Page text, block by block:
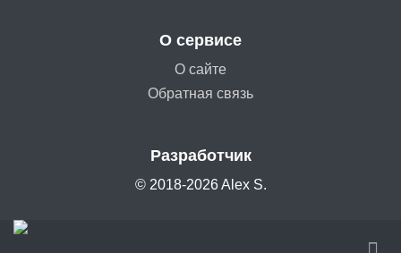
О сервисе
О сайте
Обратная связь
Разработчик
© 2018-2026 Alex S.